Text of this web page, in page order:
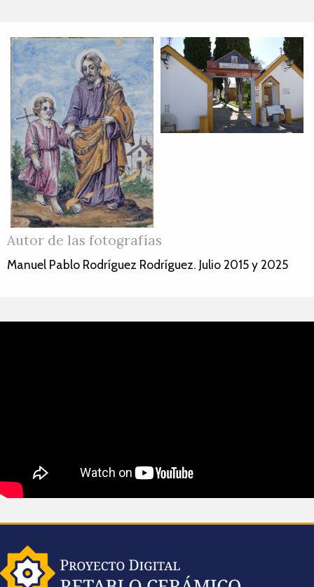
Autor de las fotografías
Manuel Pablo Rodríguez Rodríguez. Julio 2015 y 2025